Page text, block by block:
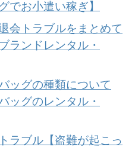
でお小遣い稼ぎ】
会トラブルをまとめて
ランドレンタル・
ッグの種類について
ッグのレンタル・
ラブル【盗難が起こっ